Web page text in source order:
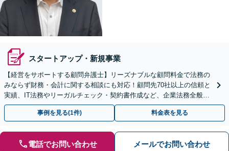
スタートアップ・新規事業
【経営をサポートする顧問弁護士】リーズナブルな顧問料金で法務の
みならず財務・会計に関する相談にも対応！顧問先70社以上の信頼と
実績、IT法務やリーガルチェック・契約書作成など、企業法務全般に
ついてお気軽にご相談ください
事例を見る(1件) 料金表を見る
電話でお問い合わせ メールでお問い合わせ